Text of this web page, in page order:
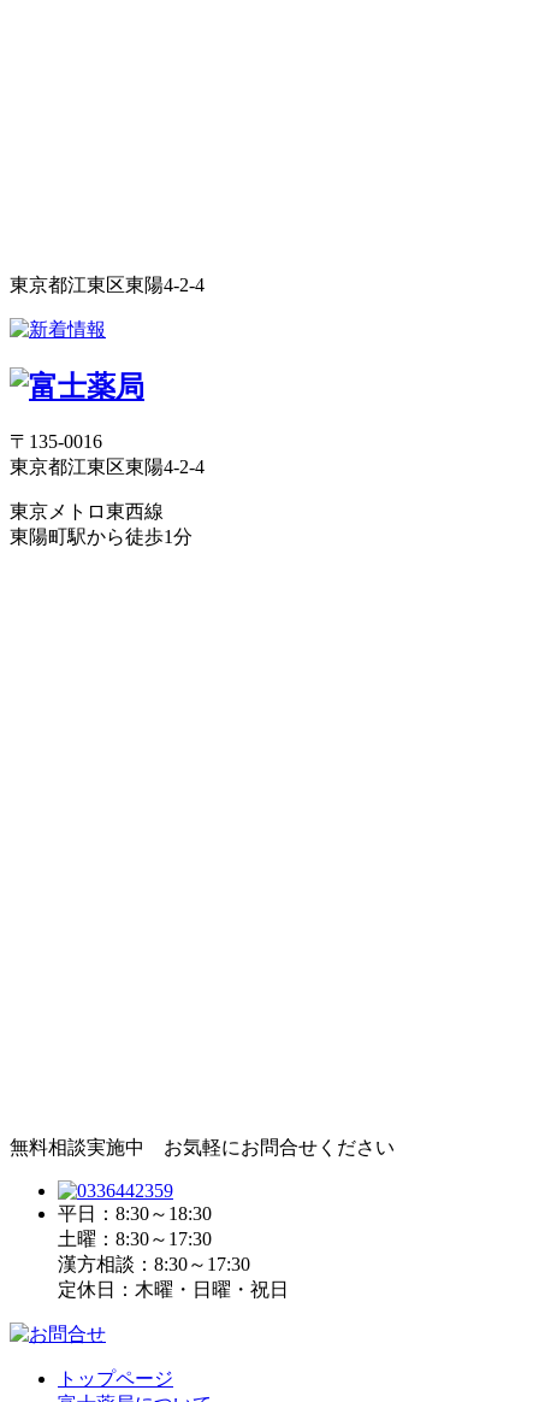
東京都江東区東陽4-2-4
〒135-0016
東京都江東区東陽4-2-4
東京メトロ東西線
東陽町駅から徒歩1分
無料相談実施中 お気軽にお問合せください
平日：8:30～18:30
土曜：8:30～17:30
漢方相談：8:30～17:30
定休日：木曜・日曜・祝日
トップページ